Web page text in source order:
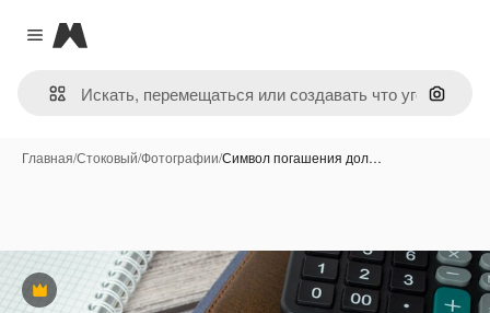
Close menu
Magnific
Поиск
Главная/Стоковый/Фотографии/Символ погашения дол…
Премиум